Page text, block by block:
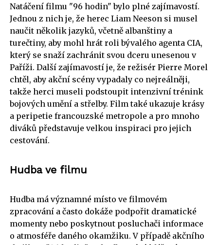
Natáčení filmu "96 hodin" bylo plné zajímavostí.
Jednou z nich je, že herec Liam Neeson si musel
naučit několik jazyků, včetně albanštiny a
turečtiny, aby mohl hrát roli bývalého agenta CIA,
který se snaží zachránit svou dceru unesenou v
Paříži. Další zajímavostí je, že režisér Pierre Morel
chtěl, aby akční scény vypadaly co nejreálněji,
takže herci museli podstoupit intenzivní trénink
bojových umění a střelby. Film také ukazuje krásy
a peripetie francouzské metropole a pro mnoho
diváků představuje velkou inspiraci pro jejich
cestování.
Hudba ve filmu
Hudba má významné místo ve filmovém
zpracování a často dokáže podpořit dramatické
momenty nebo poskytnout posluchači informace
o atmosféře daného okamžiku. V případě akčního